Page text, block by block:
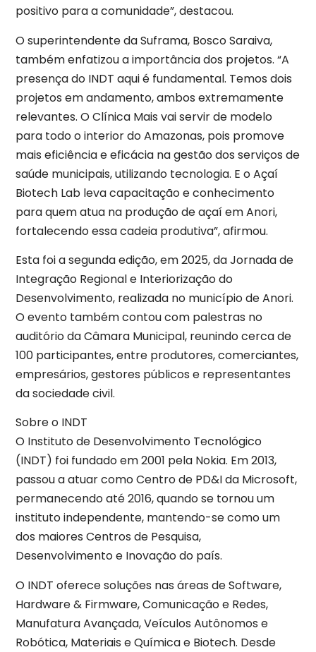
positivo para a comunidade”, destacou.
O superintendente da Suframa, Bosco Saraiva,
também enfatizou a importância dos projetos. “A
presença do INDT aqui é fundamental. Temos dois
projetos em andamento, ambos extremamente
relevantes. O Clínica Mais vai servir de modelo
para todo o interior do Amazonas, pois promove
mais eficiência e eficácia na gestão dos serviços de
saúde municipais, utilizando tecnologia. E o Açaí
Biotech Lab leva capacitação e conhecimento
para quem atua na produção de açaí em Anori,
fortalecendo essa cadeia produtiva”, afirmou.
Esta foi a segunda edição, em 2025, da Jornada de
Integração Regional e Interiorização do
Desenvolvimento, realizada no município de Anori.
O evento também contou com palestras no
auditório da Câmara Municipal, reunindo cerca de
100 participantes, entre produtores, comerciantes,
empresários, gestores públicos e representantes
da sociedade civil.
Sobre o INDT
O Instituto de Desenvolvimento Tecnológico
(INDT) foi fundado em 2001 pela Nokia. Em 2013,
passou a atuar como Centro de PD&I da Microsoft,
permanecendo até 2016, quando se tornou um
instituto independente, mantendo-se como um
dos maiores Centros de Pesquisa,
Desenvolvimento e Inovação do país.
O INDT oferece soluções nas áreas de Software,
Hardware & Firmware, Comunicação e Redes,
Manufatura Avançada, Veículos Autônomos e
Robótica, Materiais e Química e Biotech. Desde